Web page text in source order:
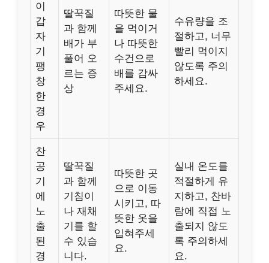
이
갑
자
기
팽
창
한
경
우
딸꾹질
과 함께
배가 부
풀어 오
르는 증
상
따뜻한 물
을 먹이거
나 따뜻한
수건으로
배를 감싸
주세요.
수유량을 조
절하고, 너무
빨리 먹이지
않도록 주의
하세요.
찬
공
기
에
노
출
된
경
딸꾹질
과 함께
기침이
나 재채
기를 할
수 있습
니다.
따뜻한 곳
으로 이동
시키고, 따
뜻한 옷을
입혀주세
요.
실내 온도를
적절하게 유
지하고, 찬바
람에 직접 노
출되지 않도
록 주의하세
요.